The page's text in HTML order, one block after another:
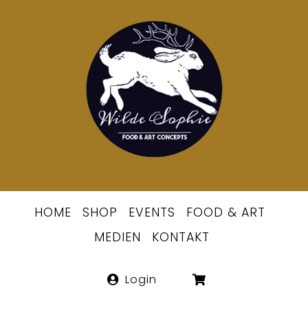
Berlins
erste
HOME SHOP EVENTS
FOOD & ART
MEDIEN
KONTAKT
Login